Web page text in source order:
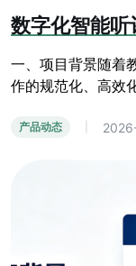
一、项目背景随着
作的规范化、高效
产品动态